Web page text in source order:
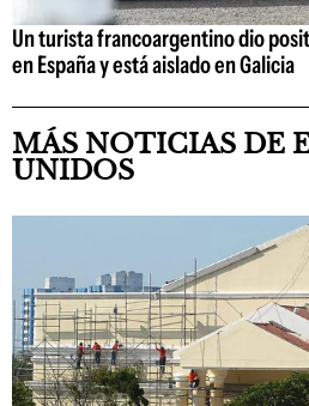
Un turista francoargentino dio
en España y está aislado en Galicia
MÁS NOTICIAS DE
UNIDOS